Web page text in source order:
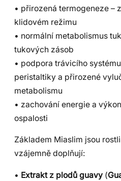
• přirozená termogeneze –
klidovém režimu
• normální metabolismus
tukových zásob
• podpora trávicího
peristaltiky a přirozené
metabolismu
• zachování energie a
ospalosti
Základem Miaslim jsou
vzájemně doplňují:
• Extrakt z plodů guavy (